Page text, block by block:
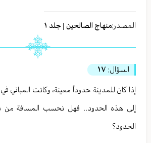
المصدر:منهاج الصالحين | جلد ١
السؤال: ١٧
إذا كان للمدينة حدوداً معينة، وكانت المباني
إلى هذه الحدود.. فهل نحسب المسافة من
الحدود؟